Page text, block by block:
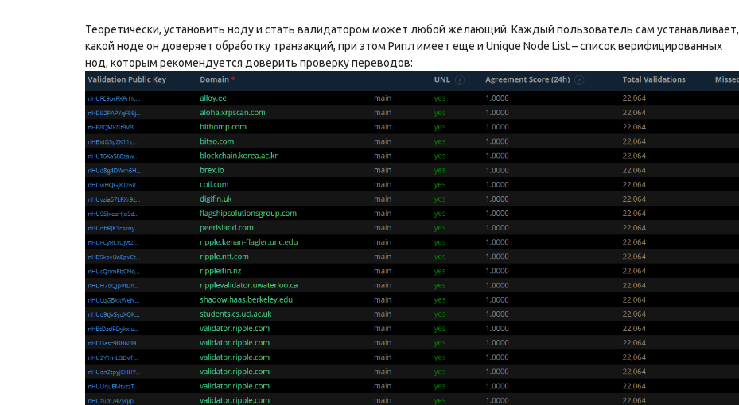
Теоретически, установить ноду и стать валидатором может любой желающий. Каждый пользователь сам устанавливает,
какой ноде он доверяет обработку транзакций, при этом Рипл имеет еще и Unique Node List – список верифицированных
нод, которым рекомендуется доверить проверку переводов: